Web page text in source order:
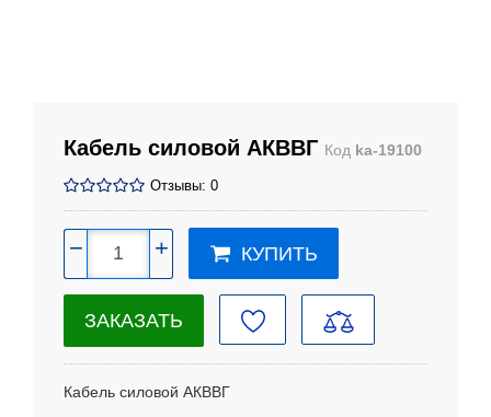
Кабель силовой АКВВГ Код ka-19100
Отзывы: 0
− + КУПИТЬ
ЗАКАЗАТЬ
Кабель силовой АКВВГ